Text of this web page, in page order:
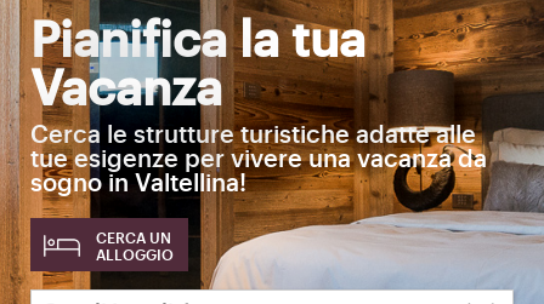
Pianifica la tua
Vacanza
Cerca le strutture turistiche adatte alle
tue esigenze per vivere una vacanza da
sogno in Valtellina!
CERCA UN
ALLOGGIO